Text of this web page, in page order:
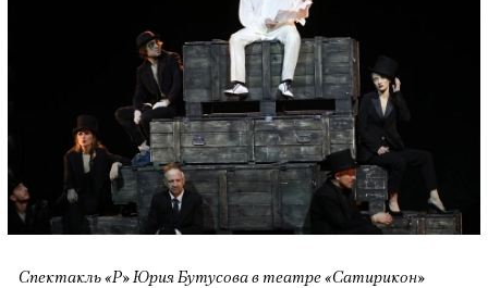
Спектакль «Р» Юрия Бутусова в театре «Сатирикон»